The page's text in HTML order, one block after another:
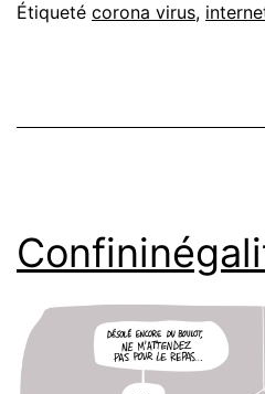
Étiqueté corona virus,